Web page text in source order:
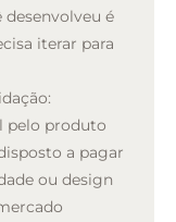
desenvolveu é
iterar para
pelo produto
a pagar
ou design